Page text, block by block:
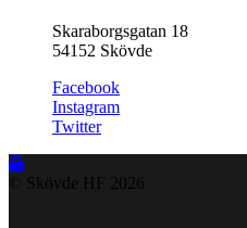
Skaraborgsgatan 18
54152 Skövde
Facebook
Instagram
Twitter
© Skövde HF 2026